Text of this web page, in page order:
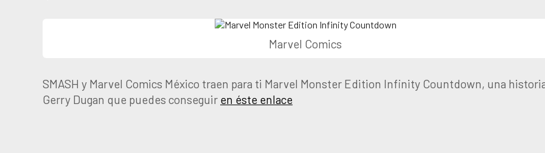
Marvel Comics
SMASH y Marvel Comics México traen para ti Marvel Monster Edition Infinity Countdown, una
Gerry Dugan que puedes conseguir en éste enlace